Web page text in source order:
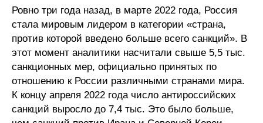
Издания
Проблемы прогнозирования
О журнале
Номера журналов
Ровно три года назад, в марте 2022 года, Россия
стала мировым лидером в категории «страна,
против которой введено больше всего санкций». В
этот момент аналитики насчитали свыше 5,5 тыс.
санкционных мер, официально принятых по
отношению к России различными странами мира.
К концу апреля 2022 года число антироссийских
санкций выросло до 7,4 тыс. Это было больше,